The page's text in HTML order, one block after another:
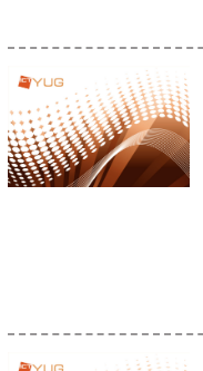
Тестовый стенд
Каталог компаний